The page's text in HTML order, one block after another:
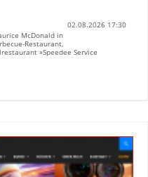
02.08.2026 17:30
McDonald in
Restaurant,
»Speedee Service